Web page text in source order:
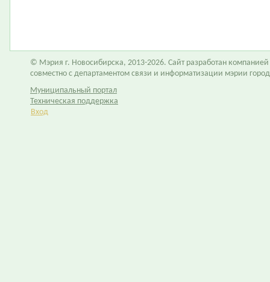
© Мэрия г. Новосибирска, 2013-2026. Сайт разработан компанией
совместно с департаментом связи и информатизации мэрии
Муниципальный портал
Техническая поддержка
Вход